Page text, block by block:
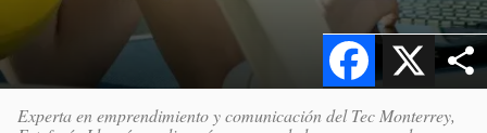
X
Facebook
Experta en emprendimiento y comunicación del Tec Monterrey,